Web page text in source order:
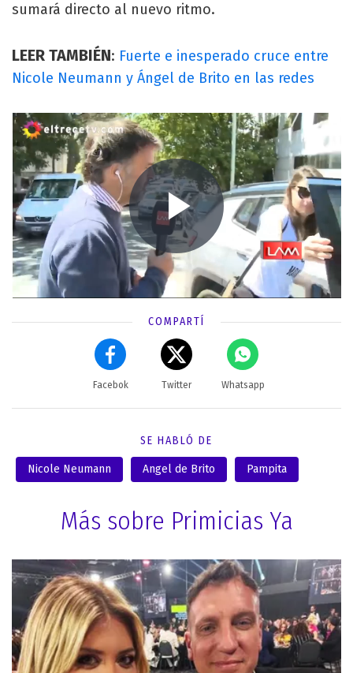
sumará directo al nuevo ritmo.
LEER TAMBIÉN: Fuerte e inesperado cruce entre
Nicole Neumann y Ángel de Brito en las redes
COMPARTÍ
Facebok Twitter Whatsapp
SE HABLÓ DE
Nicole Neumann Angel de Brito Pampita
Más sobre Primicias Ya